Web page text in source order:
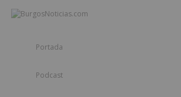
Portada
Podcast